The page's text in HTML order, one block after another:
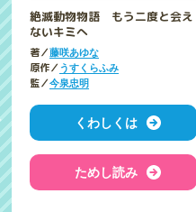
絶滅動物物語 もう二度と会え
ないキミへ
著／藤咲あゆな
原作／うすくらふみ
監／今泉忠明
くわしくは
ためし読み